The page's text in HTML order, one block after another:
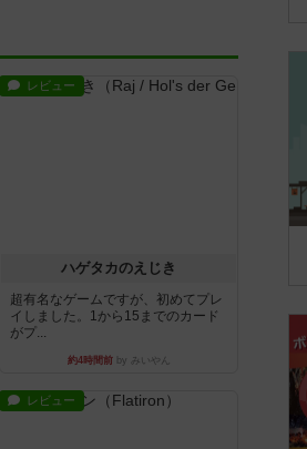
レビュー
ハゲタカのえじき
超有名なゲームですが、初めてプレ
イしました。1から15までのカード
がプ...
約4時間前by みいやん
レビュー